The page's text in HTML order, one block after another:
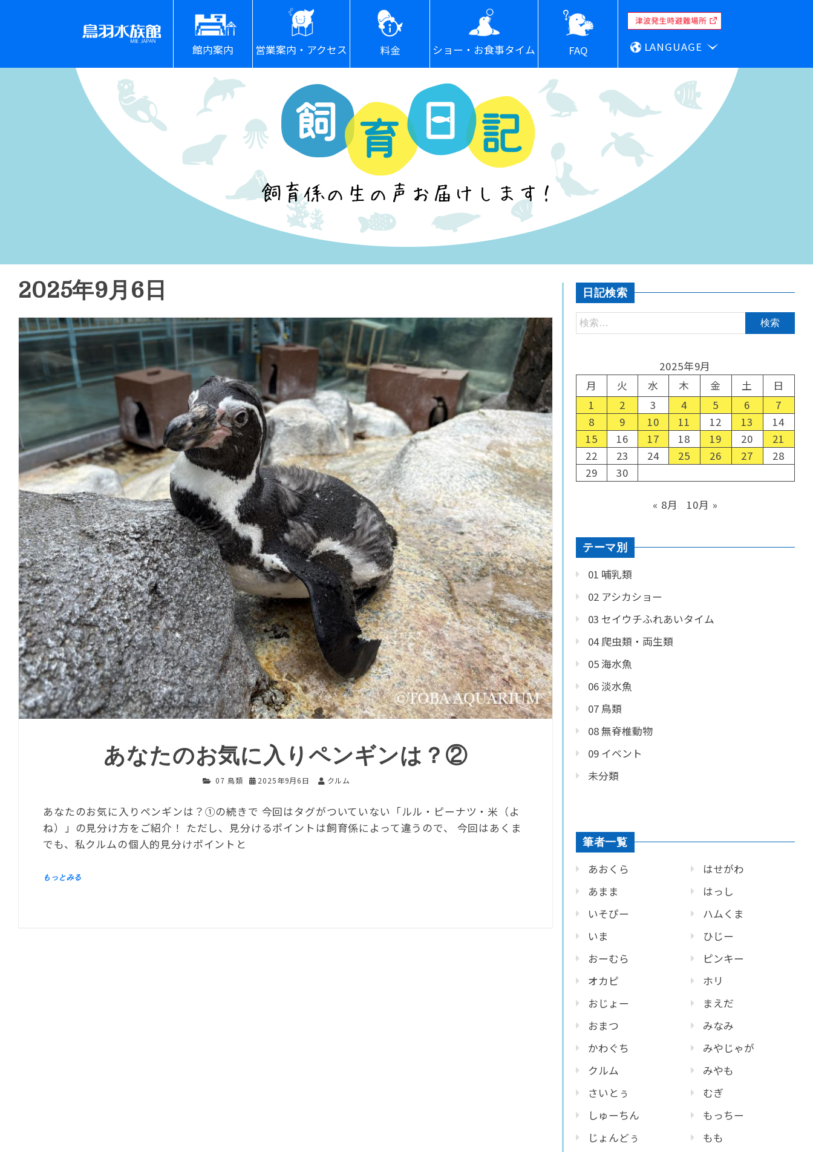
館内案内 営業案内・アクセス 料金 ショー・お食事タイム FAQ LANGUAGE
2025年9月6日
あなたのお気に入りペンギンは？②
07 鳥類 2025年9月6日 クルム
あなたのお気に入りペンギンは？①の続きで 今回はタグがついていない「ルル・ピーナツ・米（よ
ね）」の見分け方をご紹介！ ただし、見分けるポイントは飼育係によって違うので、 今回はあくま
でも、私クルムの個人的見分けポイントと
日記検索
2025年9月
月
火 水 木 金 土
日
1
2 3 4 5 6
7
8
9 10 11 12 13
14
15
16 17 18 19 20
21
22
23 24 25 26 27
28
29
30
« 8月 10月 »
テーマ別
01 哺乳類
02 アシカショー
03 セイウチふれあいタイム
04 爬虫類・両生類
05 海水魚
06 淡水魚
07 鳥類
08 無脊椎動物
09 イベント
未分類
筆者一覧
あおくら
あまま
いそぴー
いま
おーむら
オカピ
おじょー
おまつ
かわぐち
クルム
さいとぅ
しゅーちん
じょんどぅ
はせがわ
はっし
ハムくま
ひじー
ピンキー
ホリ
まえだ
みなみ
みやじゃが
みやも
むぎ
もっちー
もも